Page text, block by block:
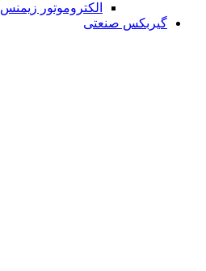
الکتروموتور زیمنس
گیربکس صنعتی